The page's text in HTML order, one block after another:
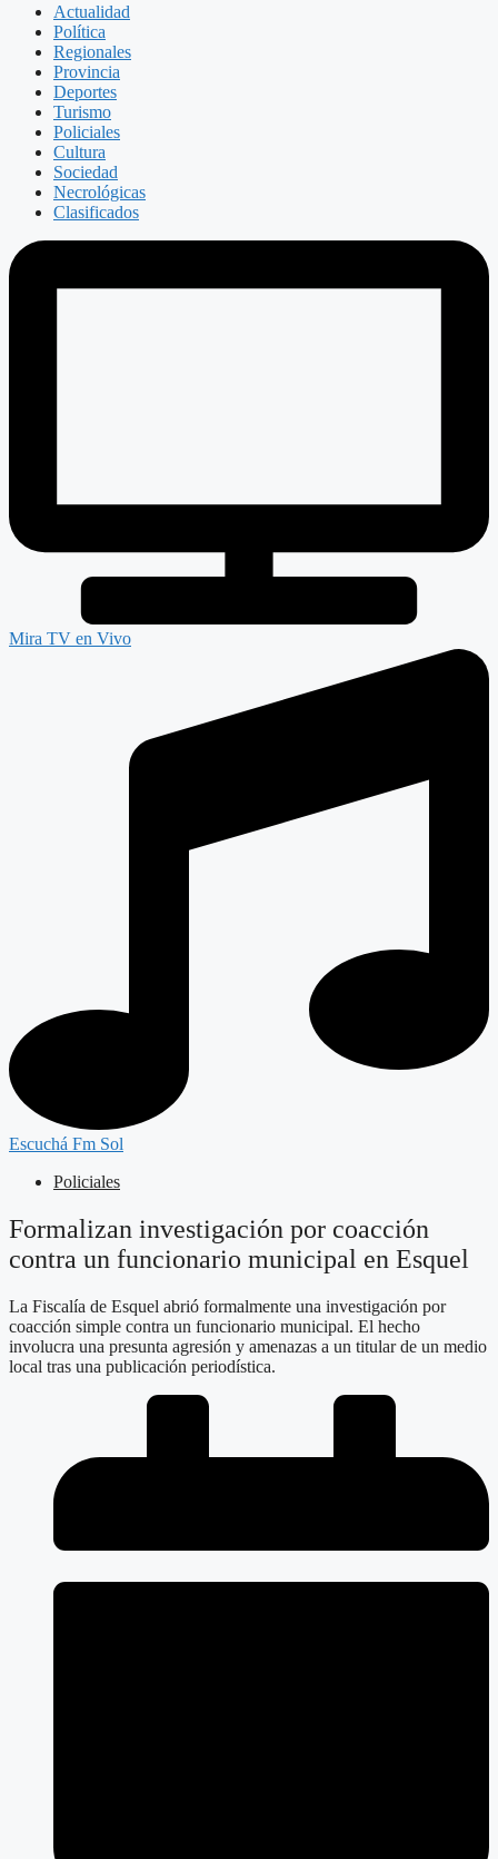
Actualidad
Política
Regionales
Provincia
Deportes
Turismo
Policiales
Cultura
Sociedad
Necrológicas
Clasificados
Mira TV en Vivo
Escuchá Fm Sol
Policiales
Formalizan investigación por coacción
contra un funcionario municipal en Esquel
La Fiscalía de Esquel abrió formalmente una investigación por
coacción simple contra un funcionario municipal. El hecho
involucra una presunta agresión y amenazas a un titular de un medio
local tras una publicación periodística.